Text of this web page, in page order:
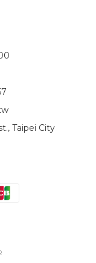
Taipei City